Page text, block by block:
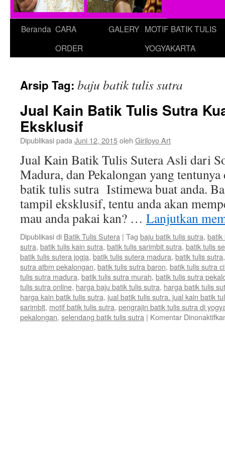
Beranda CARA
ORDER
GALERY MOTIF BATIK TULIS
YOGYAKARTA
Arsip Tag: baju batik tulis sutra
Jual Kain Batik Tulis Sutra
Eksklusif
Dipublikasi pada Juni 12, 2015oleh Giriloyo Art
Jual Kain Batik Tulis Sutera Asli dari
Madura, dan Pekalongan yang
batik tulis sutra Istimewa buat anda.
tampil eksklusif, tentu anda akan
mau anda pakai kan? … Lanjutkan
Dipublikasi di Batik Tulis Sutera | Tag baju batik tulis sutra, batik
sutra, batik tulis kain sutra, batik tulis sarimbit sutra, batik tulis
batik tulis sutera jogja, batik tulis sutera madura, batik tulis sutra
sutra atbm pekalongan, batik tulis sutra baron, batik tulis sutra
tulis sutra madura, batik tulis sutra murah, batik tulis sutra
tulis sutra online, harga baju batik tulis sutra, harga batik tulis
harga kain batik tulis sutra, jual batik tulis sutra. jual kain batik
sarimbit, motif batik tulis sutra, pengrajin batik tulis sutra di
pekalongan, selendang batik tulis sutra | Komentar